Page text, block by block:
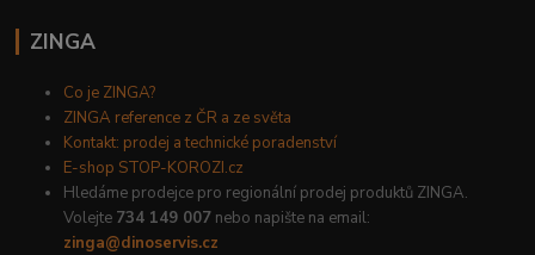
ZINGA
Co je ZINGA?
ZINGA reference z ČR a ze světa
Kontakt: prodej a technické poradenství
E-shop STOP-KOROZI.cz
Hledáme prodejce pro regionální prodej produktů ZINGA.
Volejte 734 149 007 nebo napište na email:
zinga@dinoservis.cz